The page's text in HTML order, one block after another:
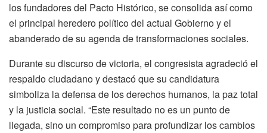
los fundadores del Pacto Histórico, se consolida así como
el principal heredero político del actual Gobierno y el
abanderado de su agenda de transformaciones sociales.
Durante su discurso de victoria, el congresista agradeció el
respaldo ciudadano y destacó que su candidatura
simboliza la defensa de los derechos humanos, la paz total
y la justicia social. “Este resultado no es un punto de
llegada, sino un compromiso para profundizar los cambios